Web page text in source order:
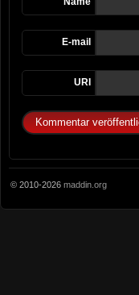
E-mail
URI
© 2010-2026 maddin.org